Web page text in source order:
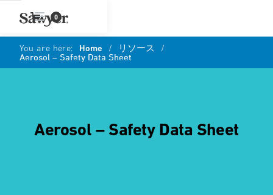
0
You are here: Home / リソース /
Aerosol – Safety Data Sheet
Aerosol – Safety Data Sheet